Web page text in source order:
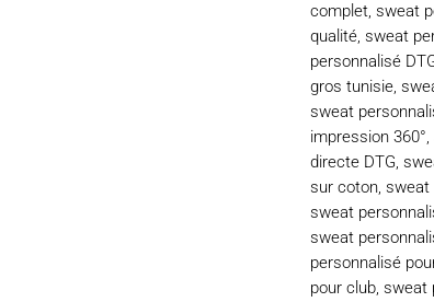
complet, sweat
qualité, sweat
personnalisé
gros tunisie,
sweat
impression 360°,
directe DTG,
sur coton, sweat
sweat
sweat
personnalisé
pour club, sweat